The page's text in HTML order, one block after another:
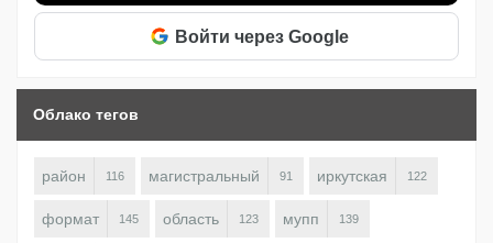
Войти через Google
Облако тегов
район 116 магистральный 91 иркутская 122
формат 145 область 123 мупп 139